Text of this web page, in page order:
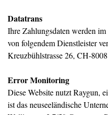
Datatrans
Ihre Zahlungsdaten werden
von folgendem Dienstleister
Kreuzbühlstrasse 26, CH-
Error Monitoring
Diese Website nutzt Raygun,
ist das neuseeländische